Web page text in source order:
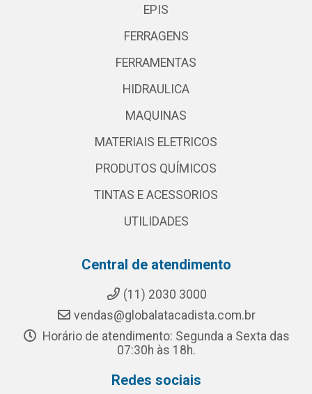
EPIS
FERRAGENS
FERRAMENTAS
HIDRAULICA
MAQUINAS
MATERIAIS ELETRICOS
PRODUTOS QUÍMICOS
TINTAS E ACESSORIOS
UTILIDADES
Central de atendimento
(11) 2030 3000
vendas@globalatacadista.com.br
Horário de atendimento: Segunda a Sexta das
07:30h às 18h.
Redes sociais